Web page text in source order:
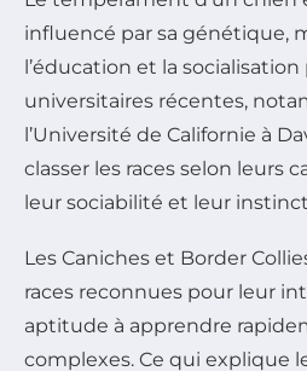
influencé par sa génétique,
l’éducation et la
universitaires récentes,
l’Université de Californie à
classer les races selon leurs
leur sociabilité et leur
Les Caniches et Border
races reconnues pour leur
aptitude à apprendre
complexes. Ce qui explique